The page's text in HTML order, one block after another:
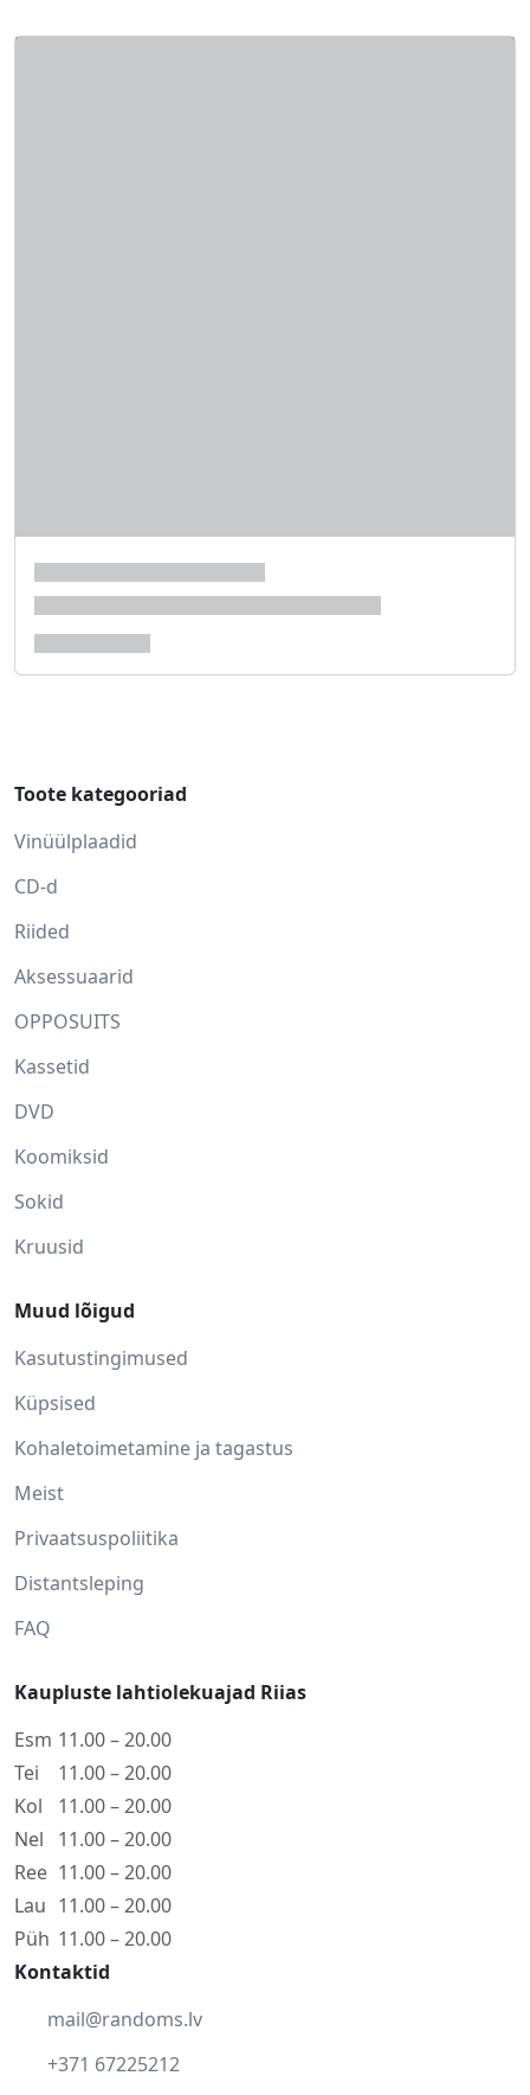
Toote kategooriad
Vinüülplaadid
CD-d
Riided
Aksessuaarid
OPPOSUITS
Kassetid
DVD
Koomiksid
Sokid
Kruusid
Muud lõigud
Kasutustingimused
Küpsised
Kohaletoimetamine ja tagastus
Meist
Privaatsuspoliitika
Distantsleping
FAQ
Kaupluste lahtiolekuajad Riias
Esm 11.00 – 20.00
Tei
11.00 – 20.00
Kol
11.00 – 20.00
Nel
11.00 – 20.00
Ree 11.00 – 20.00
Lau 11.00 – 20.00
Püh 11.00 – 20.00
Kontaktid
mail@randoms.lv
+371 67225212